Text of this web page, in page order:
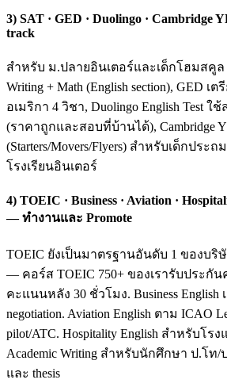
3) SAT · GED · Duolingo ·
track
สำหรับ ม.ปลายอินเตอร์และเด็กโฮมสคูล
Writing + Math (English section), GED เ
อเมริกา 4 วิชา, Duolingo English Test
(ราคาถูกและสอบที่บ้านได้), Cambridge
(Starters/Movers/Flyers) สำหรับเด็กประ
โรงเรียนอินเตอร์
4) TOEIC · Business · Aviation ·
— ทำงานและ Promote
TOEIC ยังเป็นมาตรฐานอันดับ 1 ของบ
— คอร์ส TOEIC 750+ ของเรารับประกั
คะแนนหลัง 30 ชั่วโมง. Business English
negotiation. Aviation English ตาม ICAO
pilot/ATC. Hospitality English สำหรับโร
Academic Writing สำหรับนักศึกษา ป.โท/
และ thesis